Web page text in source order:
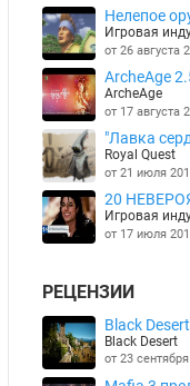
Нелепое
Игровая
от 26 августа
ArcheAge
ArcheAge
от 17 августа
"Лавка
Royal Quest
от 21 июля
20
Игровая
от 17 июля
РЕЦЕНЗИИ
Black
Black Desert
от 23